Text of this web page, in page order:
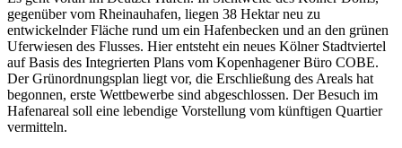
gegenüber vom Rheinauhafen, liegen 38 Hektar neu zu
entwickelnder Fläche rund um ein Hafenbecken und an den grünen
Uferwiesen des Flusses. Hier entsteht ein neues Kölner Stadtviertel
auf Basis des Integrierten Plans vom Kopenhagener Büro COBE.
Der Grünordnungsplan liegt vor, die Erschließung des Areals hat
begonnen, erste Wettbewerbe sind abgeschlossen. Der Besuch im
Hafenareal soll eine lebendige Vorstellung vom künftigen Quartier
vermitteln.